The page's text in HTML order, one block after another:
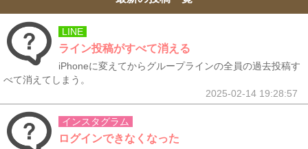
LINE
ライン投稿がすべて消える
iPhoneに変えてからグループラインの全員の過去投稿す
べて消えてしまう。
2025-02-14 19:28:57
インスタグラム
ログインできなくなった